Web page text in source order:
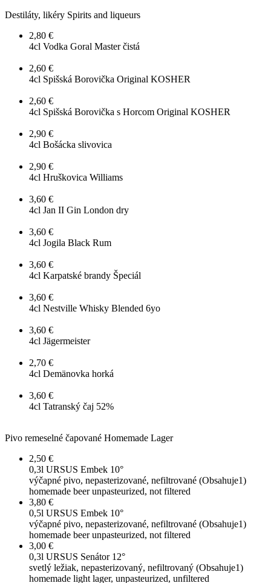
Destiláty, likéry Spirits and liqueurs
2,80 €
4cl Vodka Goral Master čistá
2,60 €
4cl Spišská Borovička Original KOSHER
2,60 €
4cl Spišská Borovička s Horcom Original KOSHER
2,90 €
4cl Bošácka slivovica
2,90 €
4cl Hruškovica Williams
3,60 €
4cl Jan II Gin London dry
3,60 €
4cl Jogila Black Rum
3,60 €
4cl Karpatské brandy Špeciál
3,60 €
4cl Nestville Whisky Blended 6yo
3,60 €
4cl Jägermeister
2,70 €
4cl Demänovka horká
3,60 €
4cl Tatranský čaj 52%
Pivo remeselné čapované Homemade Lager
2,50 €
0,3l URSUS Embek 10°
výčapné pivo, nepasterizované, nefiltrované (Obsahuje1)
homemade beer unpasteurized, not filtered
3,80 €
0,5l URSUS Embek 10°
výčapné pivo, nepasterizované, nefiltrované (Obsahuje1)
homemade beer unpasteurized, not filtered
3,00 €
0,3l URSUS Senátor 12°
svetlý ležiak, nepasterizovaný, nefiltrovaný (Obsahuje1)
homemade light lager, unpasteurized, unfiltered